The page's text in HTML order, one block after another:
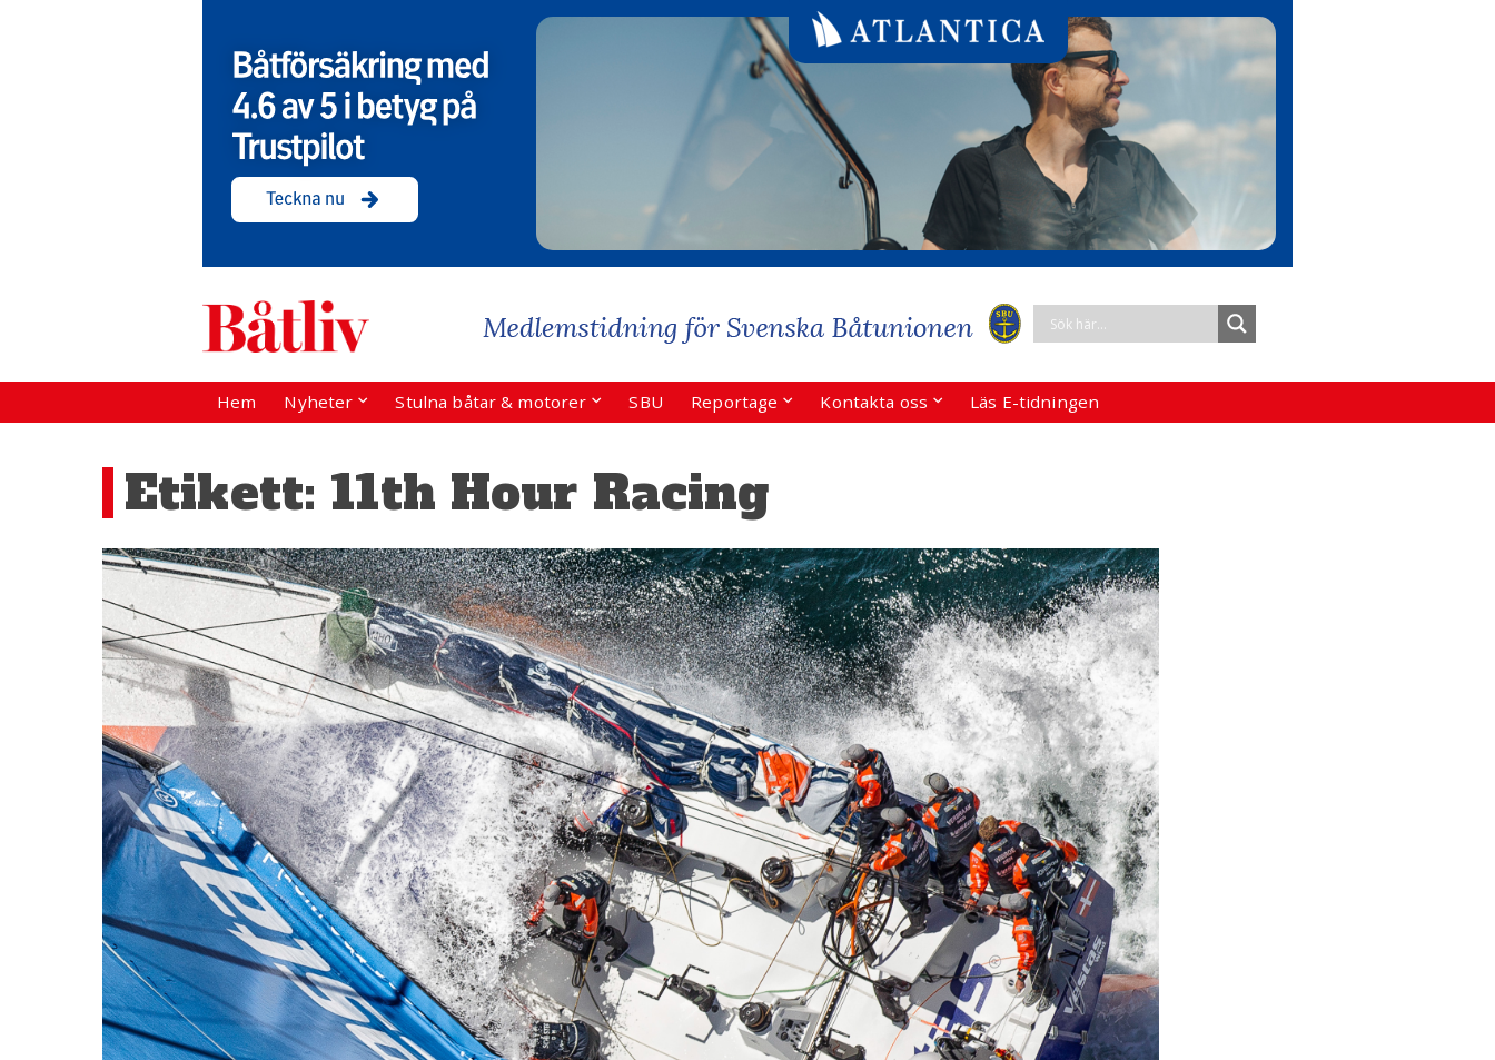
Hem Nyheter Stulna båtar & motorer SBU Reportage Kontakta oss Läs E-tidningen
Etikett: 11th Hour Racing